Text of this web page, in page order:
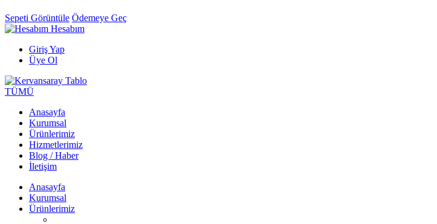
Sepeti Görüntüle Ödemeye Geç
Hesabım
Giriş Yap
Üye Ol
TÜMÜ
Anasayfa
Kurumsal
Ürünlerimiz
Hizmetlerimiz
Blog / Haber
İletişim
Anasayfa
Kurumsal
Ürünlerimiz